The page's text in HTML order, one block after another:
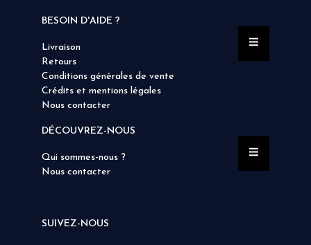
BESOIN D'AIDE ?
Livraison
Retours
Conditions générales de vente
Crédits et mentions légales
Nous contacter
DÉCOUVREZ-NOUS
Qui sommes-nous ?
Nous contacter
SUIVEZ-NOUS